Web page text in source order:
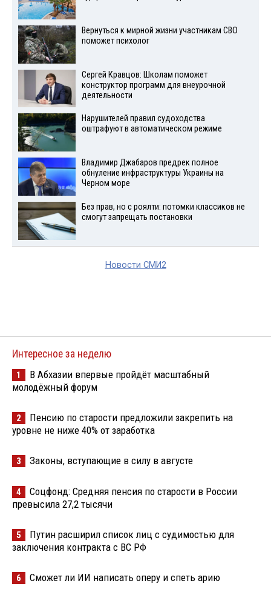
Вернуться к мирной жизни участникам СВО
поможет психолог
Сергей Кравцов: Школам поможет
конструктор программ для внеурочной
деятельности
Нарушителей правил судоходства
оштрафуют в автоматическом режиме
Владимир Джабаров предрек полное
обнуление инфраструктуры Украины на
Черном море
Без прав, но с роялти: потомки классиков не
смогут запрещать постановки
Новости СМИ2
Интересное за неделю
1
В Абхазии впервые пройдёт масштабный
молодёжный форум
2
Пенсию по старости предложили закрепить на
уровне не ниже 40% от заработка
3 Законы, вступающие в силу в августе
4
Соцфонд: Средняя пенсия по старости в России
превысила 27,2 тысячи
5
Путин расширил список лиц с судимостью для
заключения контракта с ВС РФ
6 Сможет ли ИИ написать оперу и спеть арию